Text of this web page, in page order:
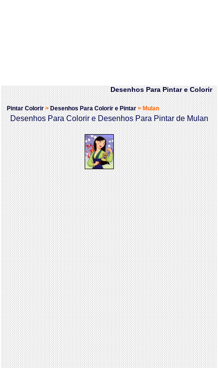
Desenhos Para Pintar e Colorir
Pintar Colorir>Desenhos Para Colorir e Pintar>Mulan
Desenhos Para Colorir e Desenhos Para Pintar de Mulan